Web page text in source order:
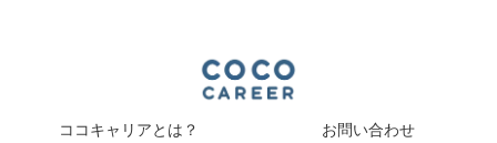
ココキャリアとは？ お問い合わせ